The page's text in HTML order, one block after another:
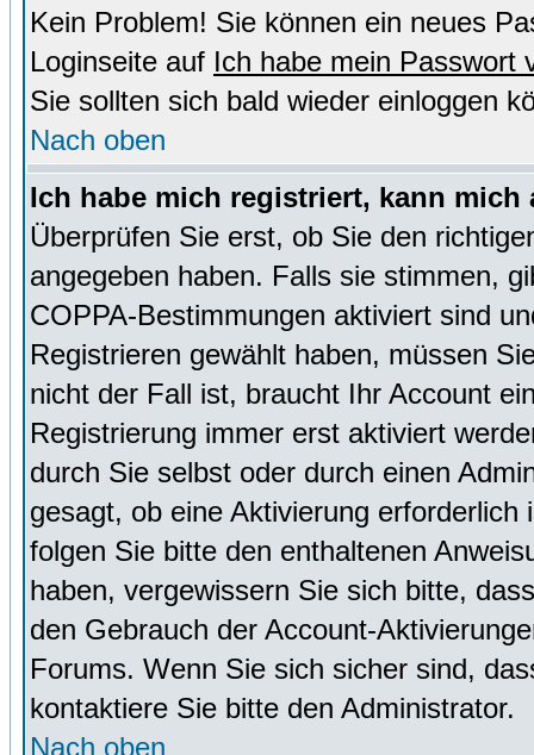
Kein Problem! Sie können ein neues
Loginseite auf Ich habe mein Passwort
Sie sollten sich bald wieder einloggen
Nach oben
Ich habe mich registriert, kann
Überprüfen Sie erst, ob Sie den
angegeben haben. Falls sie stimmen,
COPPA-Bestimmungen aktiviert sind
Registrieren gewählt haben, müssen
nicht der Fall ist, braucht Ihr Account
Registrierung immer erst aktiviert
durch Sie selbst oder durch einen
gesagt, ob eine Aktivierung
folgen Sie bitte den enthaltenen
haben, vergewissern Sie sich bitte,
den Gebrauch der Account-
Forums. Wenn Sie sich sicher sind,
kontaktiere Sie bitte den Administrator.
Nach oben